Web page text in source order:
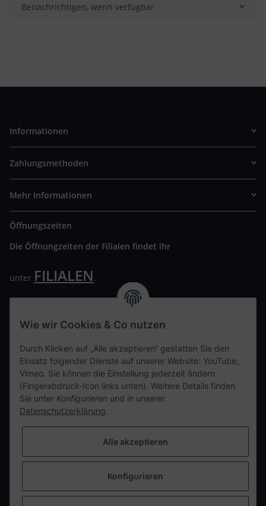
Benachrichtigen, wenn verfügbar
Informationen
Zahlungsmethoden
Mehr Informationen
Öffnungszeiten
Die Öffnungzeiten der Filialen findet ihr
unter FILIALEN.
Wir freuen uns auf Euren Besuch. Bitte beachtet die
Kontaktdaten
tweet
teilen
Vertrag widerrufen
Wie wir Cookies & Co nutzen
Durch Klicken auf „Alle akzeptieren“ gestatten Sie den
Einsatz folgender Dienste auf unserer Website: YouTube,
Vimeo. Sie können die Einstellung jederzeit ändern
(Fingerabdruck-Icon links unten). Weitere Details finden
Sie unter Konfigurieren und in unserer
Datenschutzerklärung.
Alle akzeptieren
Konfigurieren